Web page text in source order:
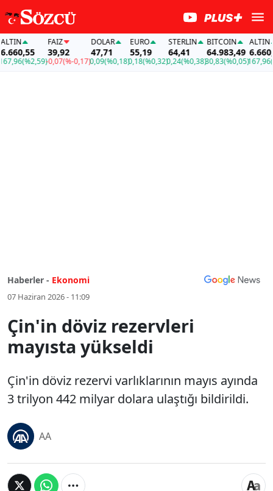
(%2,59)
FAİZ
39,92
-0,07(%-0,17)
DOLAR
47,71
0,09(%0,18)
EURO
55,19
0,18(%0,32)
STERLIN
64,41
0,24(%0,38)
BITCOIN
64.983,49
30,83(%0,05)
ALTIN
167,96
Haberler - Ekonomi
07 Haziran 2026 - 11:09
Çin'in döviz rezervleri
mayısta yükseldi
Çin'in döviz rezervi varlıklarının mayıs ayında
3 trilyon 442 milyar dolara ulaştığı bildirildi.
AA